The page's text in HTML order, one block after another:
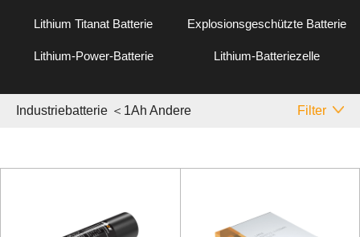
Lithium Titanat Batterie Explosionsgeschützte Batterie
Lithium-Power-Batterie Lithium-Batteriezelle
Industriebatterie ＜1Ah Andere Filter